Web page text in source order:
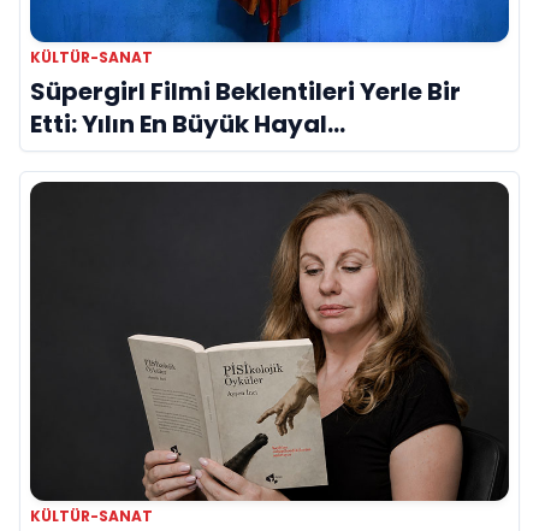
KÜLTÜR-SANAT
Süpergirl Filmi Beklentileri Yerle Bir
Etti: Yılın En Büyük Hayal
Kırıklıklarından Biri mi?
KÜLTÜR-SANAT